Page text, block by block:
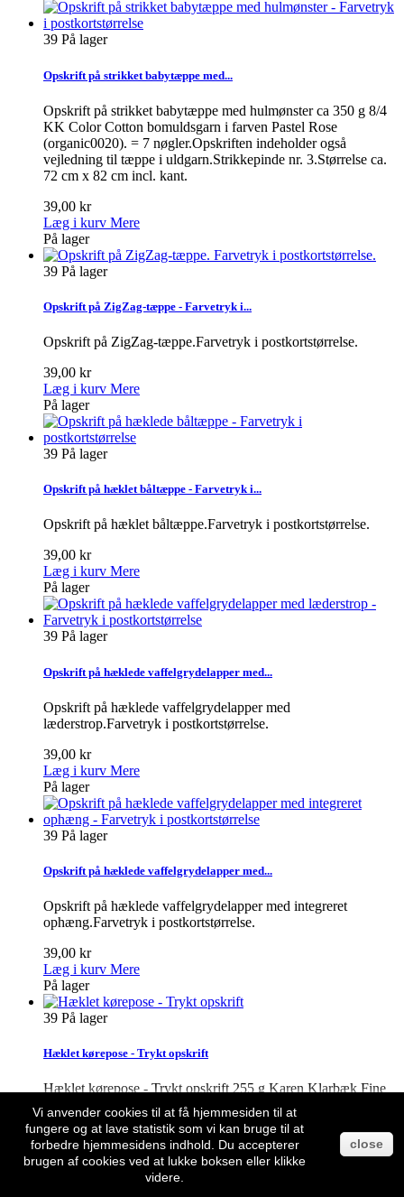
39 På lager
Opskrift på strikket babytæppe med...
Opskrift på strikket babytæppe med hulmønster ca 350 g 8/4
KK Color Cotton bomuldsgarn i farven Pastel Rose
(organic0020). = 7 nøgler.Opskriften indeholder også
vejledning til tæppe i uldgarn.Strikkepinde nr. 3.Størrelse ca.
72 cm x 82 cm incl. kant.
39,00 kr
Læg i kurv Mere
På lager
39 På lager
Opskrift på ZigZag-tæppe - Farvetryk i...
Opskrift på ZigZag-tæppe.Farvetryk i postkortstørrelse.
39,00 kr
Læg i kurv Mere
På lager
39 På lager
Opskrift på hæklet båltæppe - Farvetryk i...
Opskrift på hæklet båltæppe.Farvetryk i postkortstørrelse.
39,00 kr
Læg i kurv Mere
På lager
39 På lager
Opskrift på hæklede vaffelgrydelapper med...
Opskrift på hæklede vaffelgrydelapper med
læderstrop.Farvetryk i postkortstørrelse.
39,00 kr
Læg i kurv Mere
På lager
39 På lager
Opskrift på hæklede vaffelgrydelapper med...
Opskrift på hæklede vaffelgrydelapper med integreret
ophæng.Farvetryk i postkortstørrelse.
39,00 kr
Læg i kurv Mere
På lager
39 På lager
Hæklet kørepose - Trykt opskrift
Hæklet kørepose - Trykt opskrift 255 g Karen Klarbæk Fine
Pure Organic WoolHæklenål: nr. 3Hæklefasthed i stm: 24 m x
13 rk = 10 cmSmalt silkebånd eller knyttet snor til ”løbegang”
i posens bund.Lynlås 50 cm.
39,00 kr
Vi anvender cookies til at få hjemmesiden til at
fungere og at lave statistik som vi kan bruge til at
forbedre hjemmesidens indhold. Du accepterer
brugen af cookies ved at lukke boksen eller klikke
videre.
close